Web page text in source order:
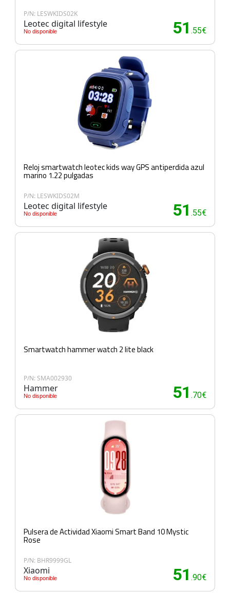
P/N: LESWKIDS02K
Leotec digital lifestyle
No disponible 51 .55€
Reloj smartwatch leotec kids way GPS antiperdida azul
marino 1.22 pulgadas
P/N: LESWKIDS02M
Leotec digital lifestyle
No disponible 51 .55€
Smartwatch hammer watch 2 lite black
P/N: SMA002930
Hammer
No disponible 51 .70€
Pulsera de Actividad Xiaomi Smart Band 10 Mystic
Rose
P/N: BHR9999GL
Xiaomi
No disponible 51 .90€